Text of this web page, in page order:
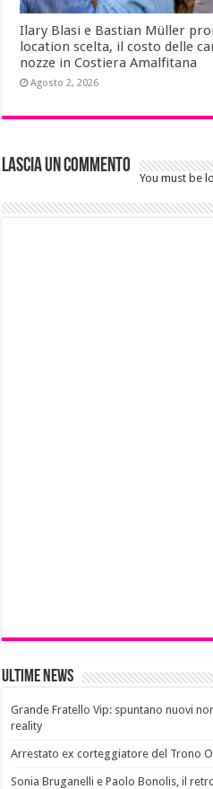
Ilary Blasi e Bastian Müller
location scelta, il costo delle
nozze in Costiera Amalfitana
Agosto 2, 2026
Lascia un commento
You must be
Ultime News
Grande Fratello Vip: spuntano nuovi
reality
Arrestato ex corteggiatore del Trono
Sonia Bruganelli e Paolo Bonolis, il